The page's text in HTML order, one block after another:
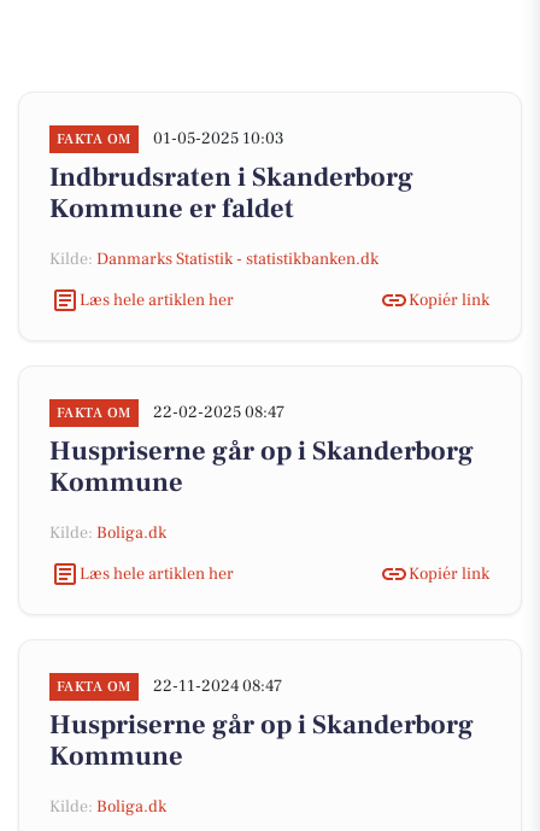
FAKTA OM 01-05-2025 10:03
Indbrudsraten i Skanderborg
Kommune er faldet
Kilde: Danmarks Statistik - statistikbanken.dk
Læs hele artiklen her
Kopiér link
FAKTA OM 22-02-2025 08:47
Huspriserne går op i Skanderborg
Kommune
Kilde: Boliga.dk
Læs hele artiklen her
Kopiér link
FAKTA OM 22-11-2024 08:47
Huspriserne går op i Skanderborg
Kommune
Kilde: Boliga.dk